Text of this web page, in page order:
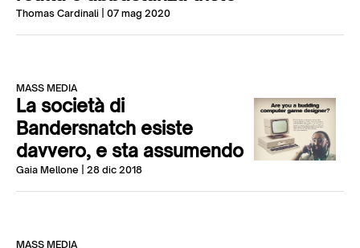
Thomas Cardinali | 07 mag 2020
MASS MEDIA
La società di
Bandersnatch esiste
davvero, e sta assumendo
Gaia Mellone | 28 dic 2018
MASS MEDIA